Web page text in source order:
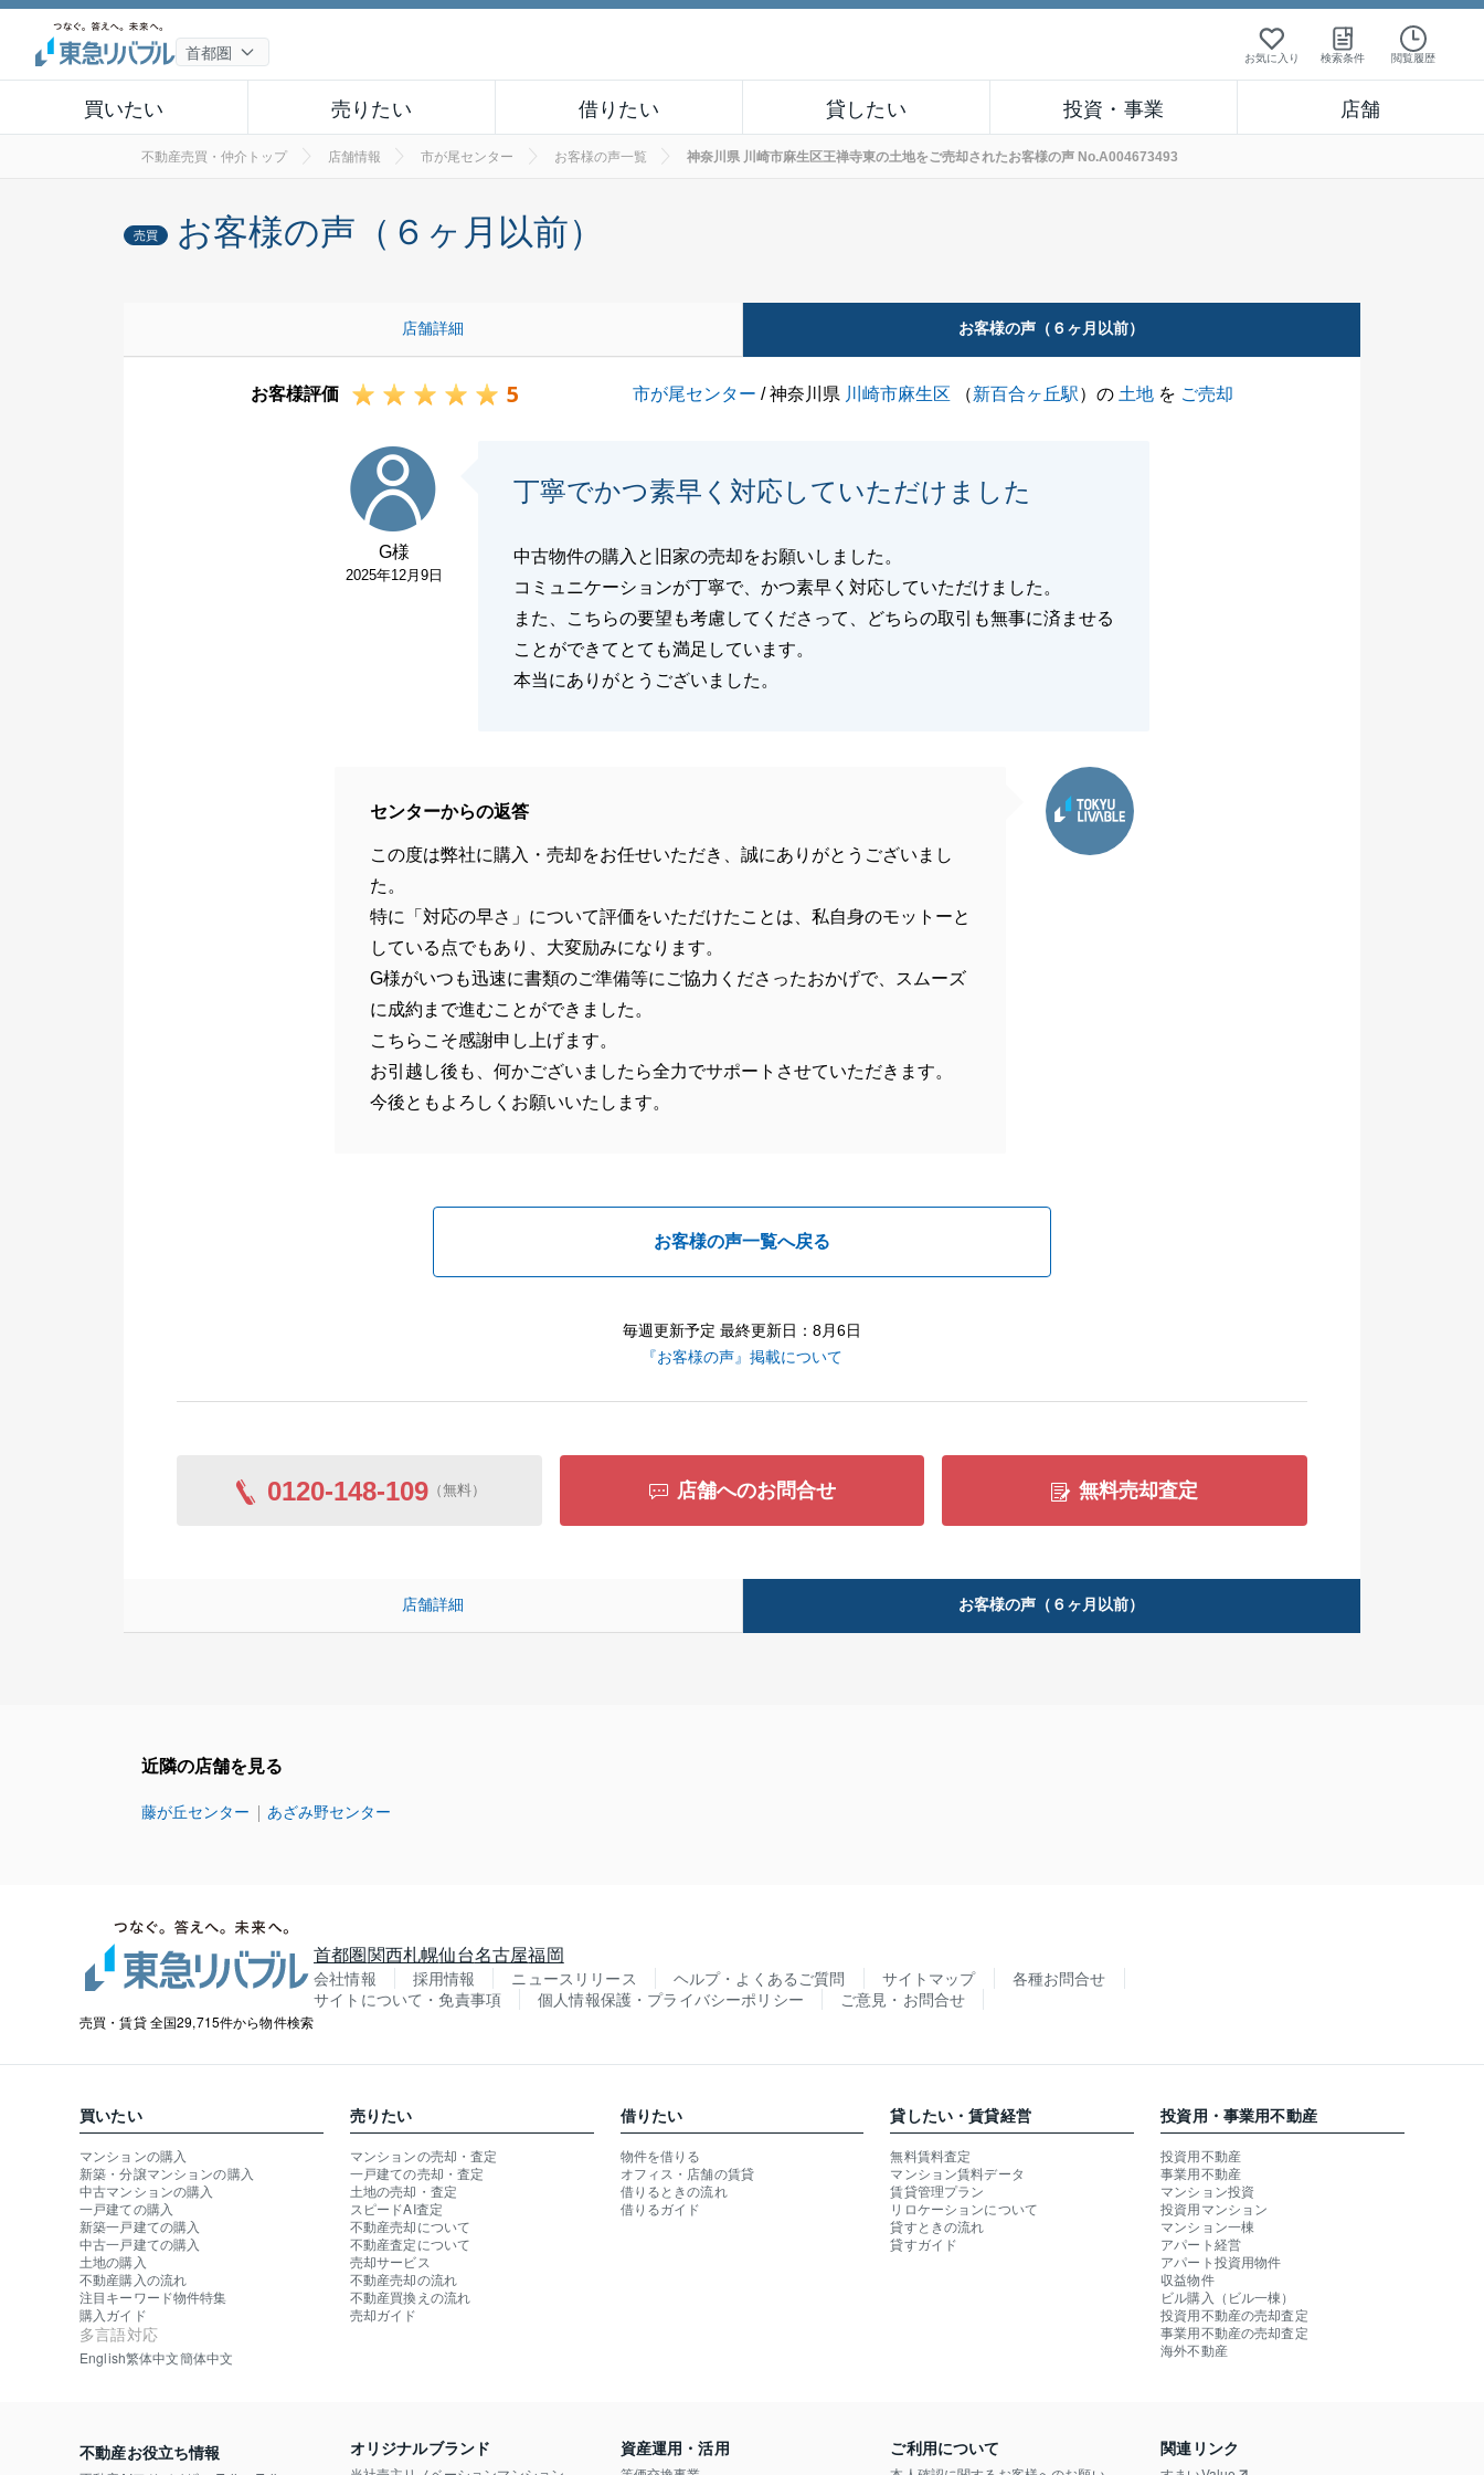
お気に入り 検索条件 閲覧履歴
買いたい 売りたい 借りたい 貸したい 投資・事業 店舗
不動産売買・仲介トップ 店舗情報 市が尾センター お客様の声一覧 神奈川県 川崎市麻生区王禅寺東の土地をご売却されたお客様の声 No.A004673493
売買 お客様の声（６ヶ月以前）
店舗詳細 お客様の声（６ヶ月以前）
お客様評価 5 市が尾センター / 神奈川県 川崎市麻生区 （新百合ヶ丘駅）の 土地 を ご売却
G様
2025年12月9日
丁寧でかつ素早く対応していただけました
中古物件の購入と旧家の売却をお願いしました。
コミュニケーションが丁寧で、かつ素早く対応していただけました。
また、こちらの要望も考慮してくださって、どちらの取引も無事に済ませる
ことができてとても満足しています。
本当にありがとうございました。
センターからの返答
この度は弊社に購入・売却をお任せいただき、誠にありがとうございまし
た。
特に「対応の早さ」について評価をいただけたことは、私自身のモットーと
している点でもあり、大変励みになります。
G様がいつも迅速に書類のご準備等にご協力くださったおかげで、スムーズ
に成約まで進むことができました。
こちらこそ感謝申し上げます。
お引越し後も、何かございましたら全力でサポートさせていただきます。
今後ともよろしくお願いいたします。
お客様の声一覧へ戻る
毎週更新予定 最終更新日：8月6日
『お客様の声』掲載について
0120-148-109（無料） 店舗へのお問合せ 無料売却査定
店舗詳細 お客様の声（６ヶ月以前）
近隣の店舗を見る
藤が丘センター あざみ野センター
売買・賃貸 全国29,715件から物件検索
首都圏関西札幌仙台名古屋福岡
会社情報 採用情報 ニュースリリース ヘルプ・よくあるご質問 サイトマップ
各種お問合せ
サイトについて・免責事項
個人情報保護・プライバシーポリシー ご意見・お問合せ
買いたい
マンションの購入
新築・分譲マンションの購入
中古マンションの購入
一戸建ての購入
新築一戸建ての購入
中古一戸建ての購入
土地の購入
不動産購入の流れ
注目キーワード物件特集
購入ガイド
多言語対応
English繁体中文簡体中文
売りたい
マンションの売却・査定
一戸建ての売却・査定
土地の売却・査定
スピードAI査定
不動産売却について
不動産査定について
売却サービス
不動産売却の流れ
不動産買換えの流れ
売却ガイド
借りたい
物件を借りる
オフィス・店舗の賃貸
借りるときの流れ
借りるガイド
貸したい・賃貸経営
無料賃料査定
マンション賃料データ
賃貸管理プラン
リロケーションについて
貸すときの流れ
貸すガイド
投資用・事業用不動産
投資用不動産
事業用不動産
マンション投資
投資用マンション
マンション一棟
アパート経営
アパート投資用物件
収益物件
ビル購入（ビル一棟）
投資用不動産の売却査定
事業用不動産の売却査定
海外不動産
不動産お役立ち情報 オリジナルブランド 資産運用・活用 ご利用について 関連リンク